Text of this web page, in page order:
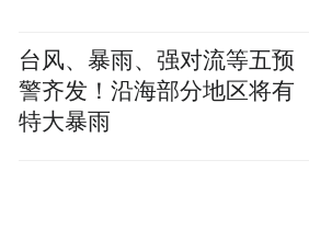
台风、暴雨、强对流等五预
警齐发！沿海部分地区将有
特大暴雨